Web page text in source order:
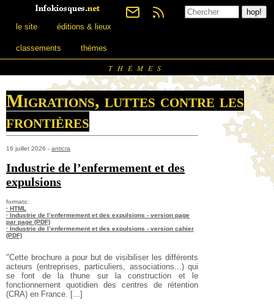
le site éditions & lieux
classements thèmes
THÈMES
Migrations, luttes contre les
frontières
16 juillet 2026 - anticra
Industrie de l’enfermement et des
expulsions
formats:
· HTML
· Industrie de l’enfermement et des expulsions - version page
par page (PDF)
· Industrie de l’enfermement et des expulsions - version cahier
(PDF)
"Cette brochure a pour but de visibiliser les différents
acteurs (entreprises, particuliers, associations...) qui
se font de la thune sur la construction et le
fonctionnement quotidien des centres de rétention
(CRA) en France. [...]